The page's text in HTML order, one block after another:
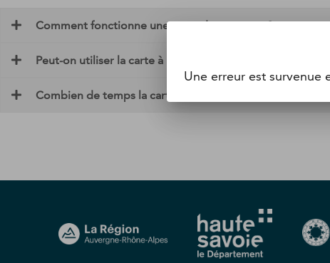
Comment fonctionne une carte de passages ?
Peut-on utiliser la carte à plusieurs ?
Combien de temps la carte est-elle valable ?
Une erreur est survenue